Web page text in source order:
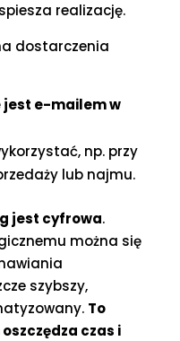
realizację.
dostarczenia
jest e-mailem w
np. przy
lub najmu.
jest cyfrowa.
można się
szybszy,
To
czas i